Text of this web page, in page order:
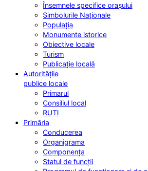
Însemnele specifice orașului
Simbolurile Naționale
Populația
Monumente istorice
Obiective locale
Turism
Publicație locală
Autoritățile
publice locale
Primarul
Consiliul local
RUTI
Primăria
Conducerea
Organigrama
Componența
Statul de funcții